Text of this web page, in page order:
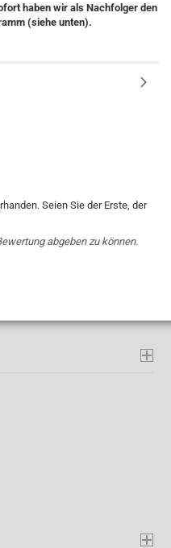
haben wir als Nachfolger den
(siehe unten).
Seien Sie der Erste, der
abgeben zu können.